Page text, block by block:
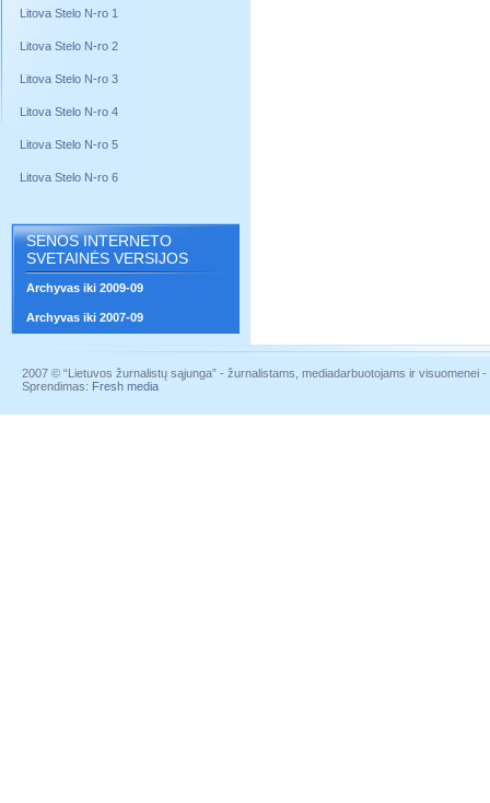
Litova Stelo N-ro 1
Litova Stelo N-ro 2
Litova Stelo N-ro 3
Litova Stelo N-ro 4
Litova Stelo N-ro 5
Litova Stelo N-ro 6
SENOS INTERNETO
SVETAINĖS VERSIJOS
Archyvas iki 2009-09
Archyvas iki 2007-09
2007 © “Lietuvos žurnalistų sąjunga” - žurnalistams, mediadarbuotojams ir visuomenei
Sprendimas: Fresh media